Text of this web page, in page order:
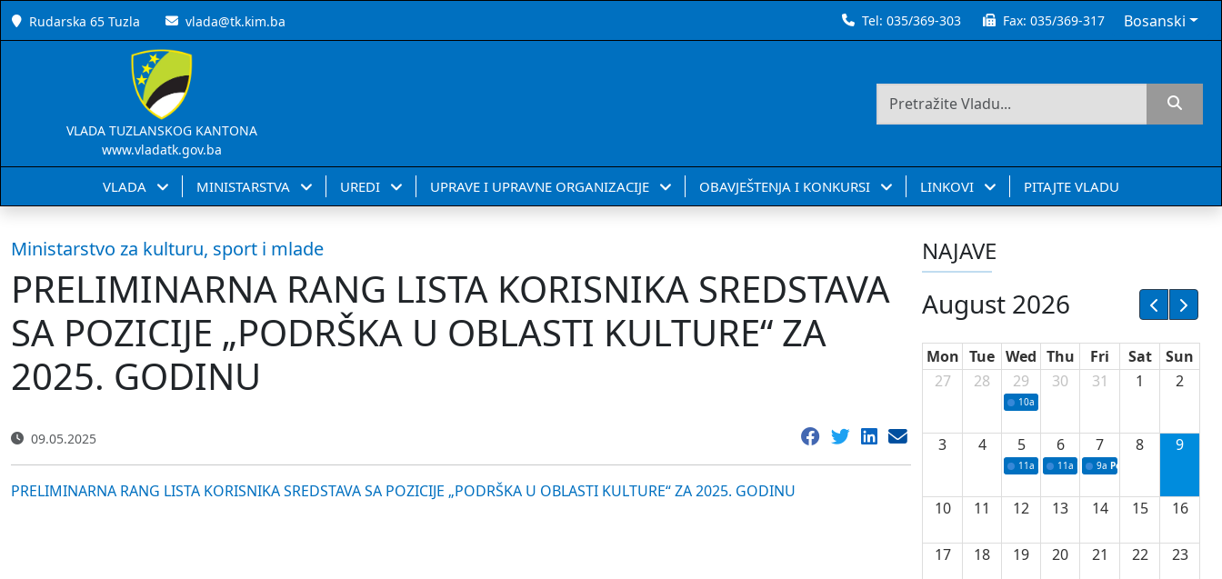
Rudarska 65 Tuzla vlada@tk.kim.ba Tel:035/369-303 Fax:035/369-317 Bosanski
VLADA TUZLANSKOG KANTONA
www.vladatk.gov.ba
VLADA MINISTARSTVA UREDI UPRAVE I UPRAVNE ORGANIZACIJE OBAVJEŠTENJA I KONKURSI LINKOVI PITAJTE VLADU
Ministarstvo za kulturu, sport i mlade
PRELIMINARNA RANG LISTA KORISNIKA SREDSTAVA
SA POZICIJE „PODRŠKA U OBLASTI KULTURE“ ZA
2025. GODINU
09.05.2025
PRELIMINARNA RANG LISTA KORISNIKA SREDSTAVA SA POZICIJE „PODRŠKA U OBLASTI KULTURE“ ZA 2025. GODINU
NAJAVE
August 2026
Mon Tue Wed Thu Fri Sat
Sun
27
28 29
10a Potpisivanje ugovora sa neprofitnim
30 31 1 2
3 4 5
11a Potpisivanje ugovora o stipendijama
6
11a Podrška razvoju vodne
7
9a Početak izgradnje nove
8 9
10 11 12 13 14 15 16
17 18 19 20 21 22 23